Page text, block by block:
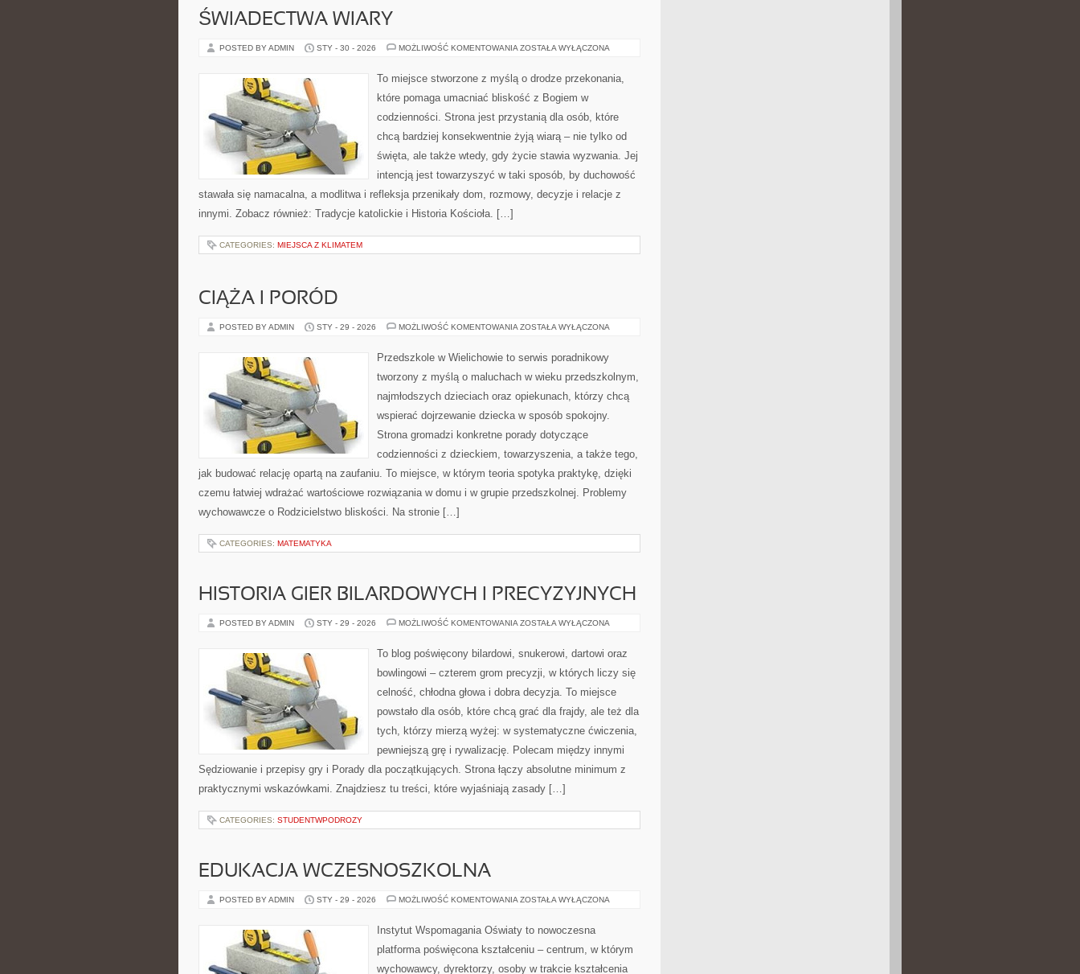
ŚWIADECTWA WIARY
POSTED BY ADMIN STY - 30 - 2026 MOŻLIWOŚĆ KOMENTOWANIA ŚWIADECTWA
ZOSTAŁA WYŁĄCZONA
To miejsce stworzone z myślą o drodze przekonania,
które pomaga umacniać bliskość z Bogiem w
codzienności. Strona jest przystanią dla osób, które
chcą bardziej konsekwentnie żyją wiarą – nie tylko od
święta, ale także wtedy, gdy życie stawia wyzwania. Jej
intencją jest towarzyszyć w taki sposób, by duchowość
stawała się namacalna, a modlitwa i refleksja przenikały dom, rozmowy, decyzje i relacje z
innymi. Zobacz również: Tradycje katolickie i Historia Kościoła. […]
CATEGORIES: MIEJSCA Z KLIMATEM
CIĄŻA I PORÓD
POSTED BY ADMIN STY - 29 - 2026 MOŻLIWOŚĆ KOMENTOWANIA CIĄŻA
ZOSTAŁA WYŁĄCZONA
Przedszkole w Wielichowie to serwis poradnikowy
tworzony z myślą o maluchach w wieku przedszkolnym,
najmłodszych dzieciach oraz opiekunach, którzy chcą
wspierać dojrzewanie dziecka w sposób spokojny.
Strona gromadzi konkretne porady dotyczące
codzienności z dzieckiem, towarzyszenia, a także tego,
jak budować relację opartą na zaufaniu. To miejsce, w którym teoria spotyka praktykę, dzięki
czemu łatwiej wdrażać wartościowe rozwiązania w domu i w grupie przedszkolnej. Problemy
wychowawcze o Rodzicielstwo bliskości. Na stronie […]
CATEGORIES: MATEMATYKA
HISTORIA GIER BILARDOWYCH I PRECYZYJNYCH
POSTED BY ADMIN STY - 29 - 2026 MOŻLIWOŚĆ KOMENTOWANIA HISTORIA
PRECYZYJNYCH
ZOSTAŁA WYŁĄCZONA
To blog poświęcony bilardowi, snukerowi, dartowi oraz
bowlingowi – czterem grom precyzji, w których liczy się
celność, chłodna głowa i dobra decyzja. To miejsce
powstało dla osób, które chcą grać dla frajdy, ale też dla
tych, którzy mierzą wyżej: w systematyczne ćwiczenia,
pewniejszą grę i rywalizację. Polecam między innymi
Sędziowanie i przepisy gry i Porady dla początkujących. Strona łączy absolutne minimum z
praktycznymi wskazówkami. Znajdziesz tu treści, które wyjaśniają zasady […]
CATEGORIES: STUDENTWPODROZY
EDUKACJA WCZESNOSZKOLNA
POSTED BY ADMIN STY - 29 - 2026 MOŻLIWOŚĆ KOMENTOWANIA EDUKACJA
ZOSTAŁA WYŁĄCZONA
Instytut Wspomagania Oświaty to nowoczesna
platforma poświęcona kształceniu – centrum, w którym
wychowawcy, dyrektorzy, osoby w trakcie kształcenia